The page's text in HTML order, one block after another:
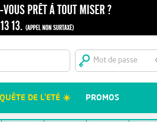
DE L'ETÉ ☀️ PROMOS